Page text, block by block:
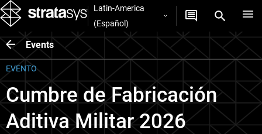
Latin-America
(Español)
Events
EVENTO
Cumbre de Fabricación
Aditiva Militar 2026